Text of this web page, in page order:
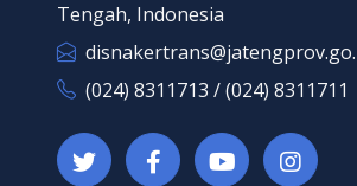
Tengah, Indonesia
(024) 8311713 / (024) 8311711